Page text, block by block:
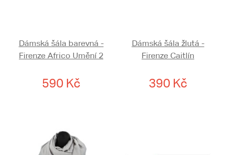
Dámská šála barevná -
Firenze Africo Umění 2
590 Kč
Dámská šála žlutá -
Firenze Caitlín
390 Kč